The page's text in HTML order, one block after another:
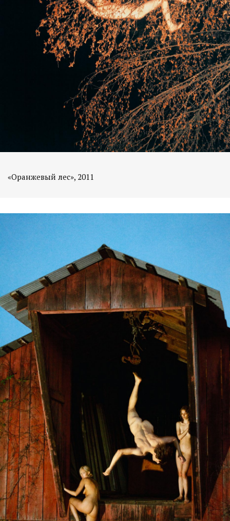
«Оранжевый лес», 2011